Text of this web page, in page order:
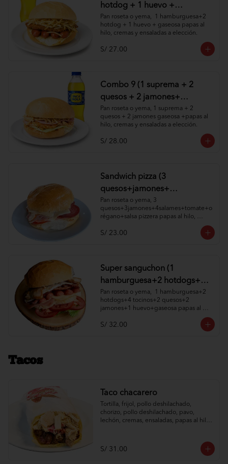
hotdog + 1 huevo +
1gaseosa+ papas al hilo,
cremas y ensaladas )
Pan roseta o yema,  1 hamburguesa+2
hotdog + 1 huevo + gaseosa papas al
hilo, cremas y ensaladas a elección.
S/ 27.00
Combo 9 (1 suprema + 2
quesos + 2 jamones+
gaseosa +papas al hilo,
cremas y ensaladas )
Pan roseta o yema, 1 suprema + 2
quesos + 2 jamones gaseosa +papas al
hilo, cremas y ensaladas a elección.
S/ 28.00
Sandwich pizza (3
quesos+jamones+
4salames+tomate+orégano+
salsa pizzera papas al hilo,
Pan roseta o yema, 3
quesos+3jamones+4salames+tomate+o
régano+salsa pizzera papas al hilo,
S/ 23.00
Super sanguchon (1
hamburguesa+2 hotdogs+4
tocinos+2 quesos+2
jamones+1 huevo+gaseosa
Pan roseta o yema,  1 hamburguesa+2
hotdogs+4 tocinos+2 quesos+2
jamones+1 huevo+gaseosa papas al
S/ 32.00
Tacos
Taco chacarero
Tortilla, frijol, pollo deshilachado,
chorizo, pollo deshilachado, pavo,
lechón, cremas, ensaladas, papas al hilo
S/ 31.00